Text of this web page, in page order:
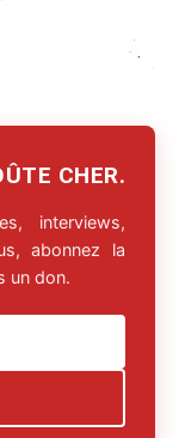
CHER.
interviews,
abonnez la
un don.